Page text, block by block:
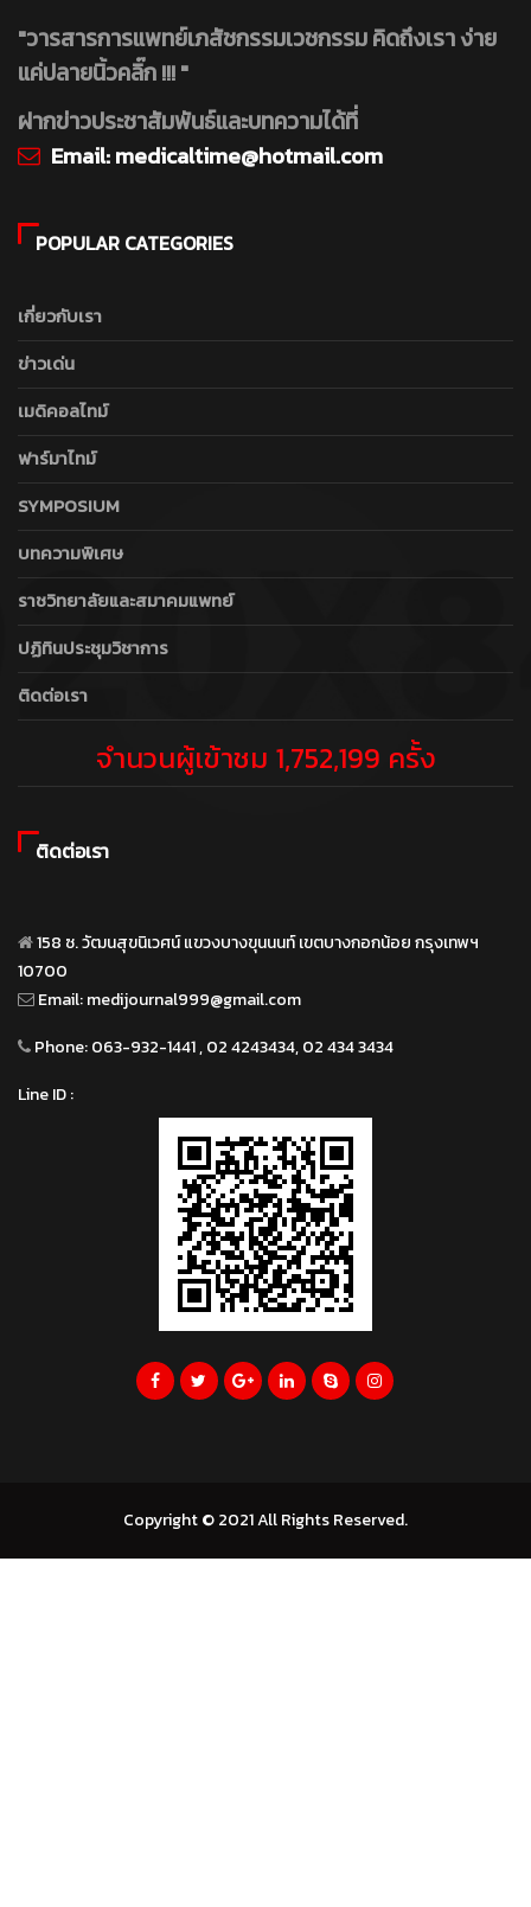
"วารสารการแพทย์เภสัชกรรมเวชกรรม คิดถึงเรา ง่าย
แค่ปลายนิ้วคลิ๊ก !!! "
ฝากข่าวประชาสัมพันธ์และบทความได้ที่
Email:medicaltime@hotmail.com
POPULAR CATEGORIES
เกี่ยวกับเรา
ข่าวเด่น
เมดิคอลไทม์
ฟาร์มาไทม์
SYMPOSIUM
บทความพิเศษ
ราชวิทยาลัยและสมาคมแพทย์
ปฏิทินประชุมวิชาการ
ติดต่อเรา
จำนวนผู้เข้าชม 1,752,199 ครั้ง
ติดต่อเรา
158 ซ. วัฒนสุขนิเวศน์ แขวงบางขุนนนท์ เขตบางกอกน้อย กรุงเทพฯ
10700
Email:medijournal999@gmail.com
Phone:063-932-1441 , 02 4243434, 02 434 3434
Line ID :
Copyright © 2021 All Rights Reserved.